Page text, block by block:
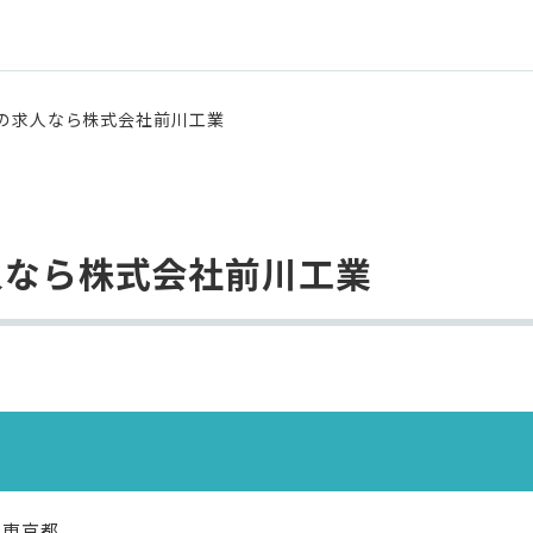
求人なら株式会社前川工業
ら株式会社前川工業